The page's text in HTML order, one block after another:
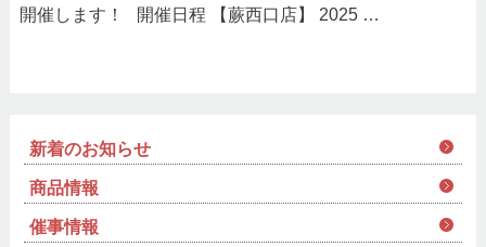
開催します！ 開催日程 【蕨西口店】 2025 …
新着のお知らせ
商品情報
催事情報